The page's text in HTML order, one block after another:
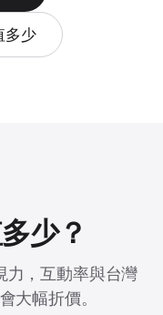
多少
少？
力，互動率與台灣
大幅折價。